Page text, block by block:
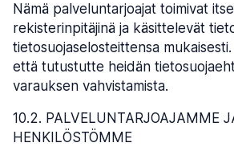
Nämä palveluntarjoajat toimivat
rekisterinpitäjinä ja käsittelevät
tietosuojaselosteittensa
että tutustutte heidän
varauksen vahvistamista.
10.2. PALVELUNTARJOAJAMME
HENKILÖSTÖMME